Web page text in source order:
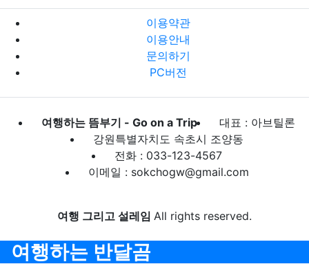
이용약관
이용안내
문의하기
PC버전
여행하는 뜸부기 - Go on a Trip
대표 : 아브틸론
강원특별자치도 속초시 조양동
전화 : 033-123-4567
이메일 : sokchogw@gmail.com
여행 그리고 설레임 All rights reserved.
여행하는 반달곰